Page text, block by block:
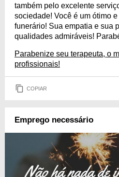
também pelo excelente
sociedade! Você é um ótimo
funerário! Sua empatia e sua
qualidades admiráveis!
Parabenize seu terapeuta, o
profissionais!
COPIAR
Emprego necessário